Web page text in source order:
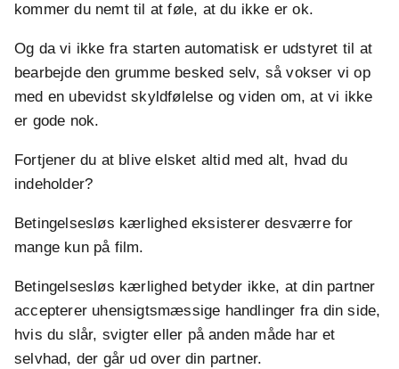
kommer du nemt til at føle, at du ikke er ok.
Og da vi ikke fra starten automatisk er udstyret til at
bearbejde den grumme besked selv, så vokser vi op
med en ubevidst skyldfølelse og viden om, at vi ikke
er gode nok.
Fortjener du at blive elsket altid med alt, hvad du
indeholder?
Betingelsesløs kærlighed eksisterer desværre for
mange kun på film.
Betingelsesløs kærlighed betyder ikke, at din partner
accepterer uhensigtsmæssige handlinger fra din side,
hvis du slår, svigter eller på anden måde har et
selvhad, der går ud over din partner.